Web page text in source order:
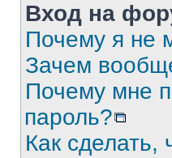
Вход на
Почему я не
Зачем
Почему мне
пароль?
Как сделать,